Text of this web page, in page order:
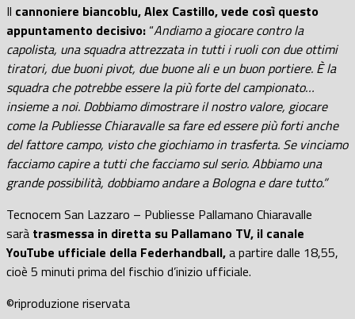
Il cannoniere biancoblu, Alex Castillo, vede così questo
appuntamento decisivo: “Andiamo a giocare contro la
capolista, una squadra attrezzata in tutti i ruoli con due ottimi
tiratori, due buoni pivot, due buone ali e un buon portiere. È la
squadra che potrebbe essere la più forte del campionato…
insieme a noi. Dobbiamo dimostrare il nostro valore, giocare
come la Publiesse Chiaravalle sa fare ed essere più forti anche
del fattore campo, visto che giochiamo in trasferta. Se vinciamo
facciamo capire a tutti che facciamo sul serio. Abbiamo una
grande possibilità, dobbiamo andare a Bologna e dare tutto.”
Tecnocem San Lazzaro – Publiesse Pallamano Chiaravalle
sarà trasmessa in diretta su Pallamano TV, il canale
YouTube ufficiale della Federhandball,a partire dalle 18,55,
cioè 5 minuti prima del fischio d’inizio ufficiale.
©riproduzione riservata